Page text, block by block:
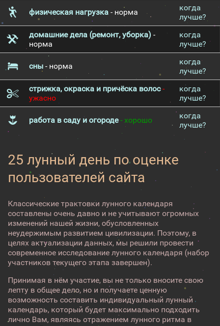
физическая нагрузка - норма
когда
лучше?
домашние дела (ремонт, уборка) -
норма
когда
лучше?
сны - норма
когда
лучше?
стрижка, окраска и причёска волос-
ужасно
когда
лучше?
работа в саду и огороде- хорошо
когда
лучше?
25 лунный день по оценке
пользователей сайта
Классические трактовки лунного календаря
составлены очень давно и не учитывают огромных
изменений нашей жизни, обусловленных
неудержимым развитием цивилизации. Поэтому, в
целях актуализации данных, мы решили провести
современное исследование лунного календаря (набор
участников текущего этапа завершен).
Принимая в нём участие, вы не только вносите свою
лепту в общее дело, но и получаете ценную
возможность составить индивидуальный лунный
календарь, который будет максимально подходить
лично Вам, являясь отражением лунного ритма в